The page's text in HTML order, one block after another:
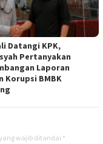
Datangi KPK,
Pertanyakan
Laporan
Korupsi BMBK
wajib ditandai *